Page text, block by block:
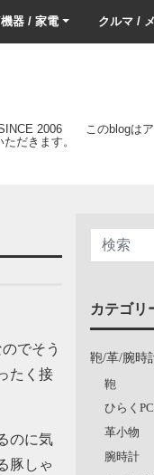
器 / 家電 クルマ /
2006 このblogは
だきます。
でそう
たく接
のに気
豚しゃ
カテゴリ
鞄/革/腕時
鞄
ひらく
革小物
腕時計